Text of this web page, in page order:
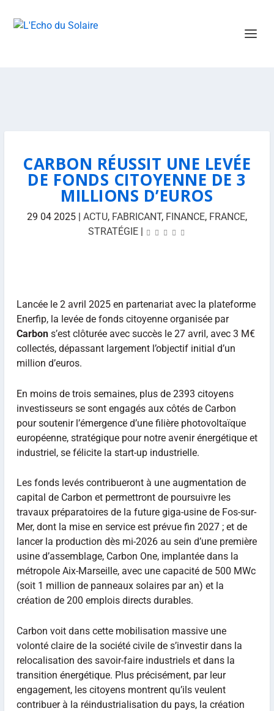
CARBON RÉUSSIT UNE LEVÉE
DE FONDS CITOYENNE DE 3
MILLIONS D’EUROS
29 04 2025| ACTU, FABRICANT, FINANCE, FRANCE,
STRATÉGIE|
Lancée le 2 avril 2025 en partenariat avec la plateforme
Enerfip, la levée de fonds citoyenne organisée par
Carbons’est clôturée avec succès le 27 avril, avec 3 M€
collectés, dépassant largement l’objectif initial d’un
million d’euros.
En moins de trois semaines, plus de 2393 citoyens
investisseurs se sont engagés aux côtés de Carbon
pour soutenir l’émergence d’une filière photovoltaïque
européenne, stratégique pour notre avenir énergétique et
industriel, se félicite la start-up industrielle.
Les fonds levés contribueront à une augmentation de
capital de Carbon et permettront de poursuivre les
travaux préparatoires de la future giga-usine de Fos-sur-
Mer, dont la mise en service est prévue fin 2027 ; et de
lancer la production dès mi-2026 au sein d’une première
usine d’assemblage, Carbon One, implantée dans la
métropole Aix-Marseille, avec une capacité de 500 MWc
(soit 1 million de panneaux solaires par an) et la
création de 200 emplois directs durables.
Carbon voit dans cette mobilisation massive une
volonté claire de la société civile de s’investir dans la
relocalisation des savoir-faire industriels et dans la
transition énergétique. Plus précisément, par leur
engagement, les citoyens montrent qu’ils veulent
contribuer à la réindustrialisation du pays, la création